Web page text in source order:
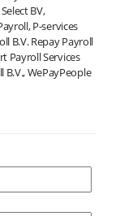
BV,
P-services
B.V. Repay Payroll
Payroll Services
B.V., WePayPeople